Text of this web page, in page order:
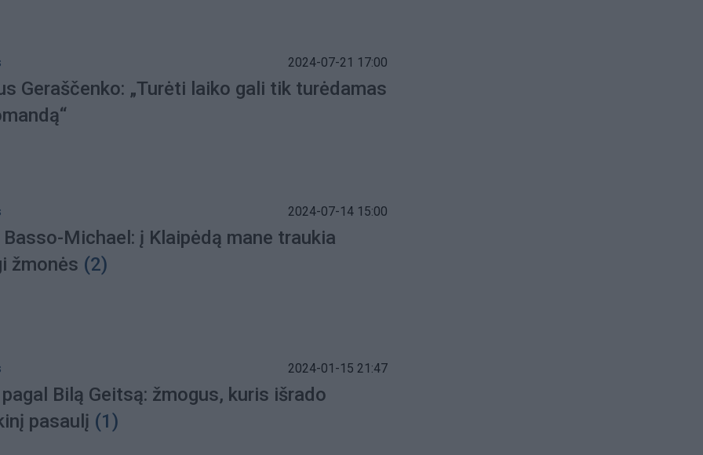
2024-07-21 17:00
Geraščenko: „Turėti laiko gali tik turėdamas
2024-07-14 15:00
Michael: į Klaipėdą mane traukia
žmonės (2)
2024-01-15 21:47
Bilą Geitsą: žmogus, kuris išrado
pasaulį (1)